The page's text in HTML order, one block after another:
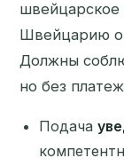
швейцарское
Швейцарию
Должны
но без
Подача